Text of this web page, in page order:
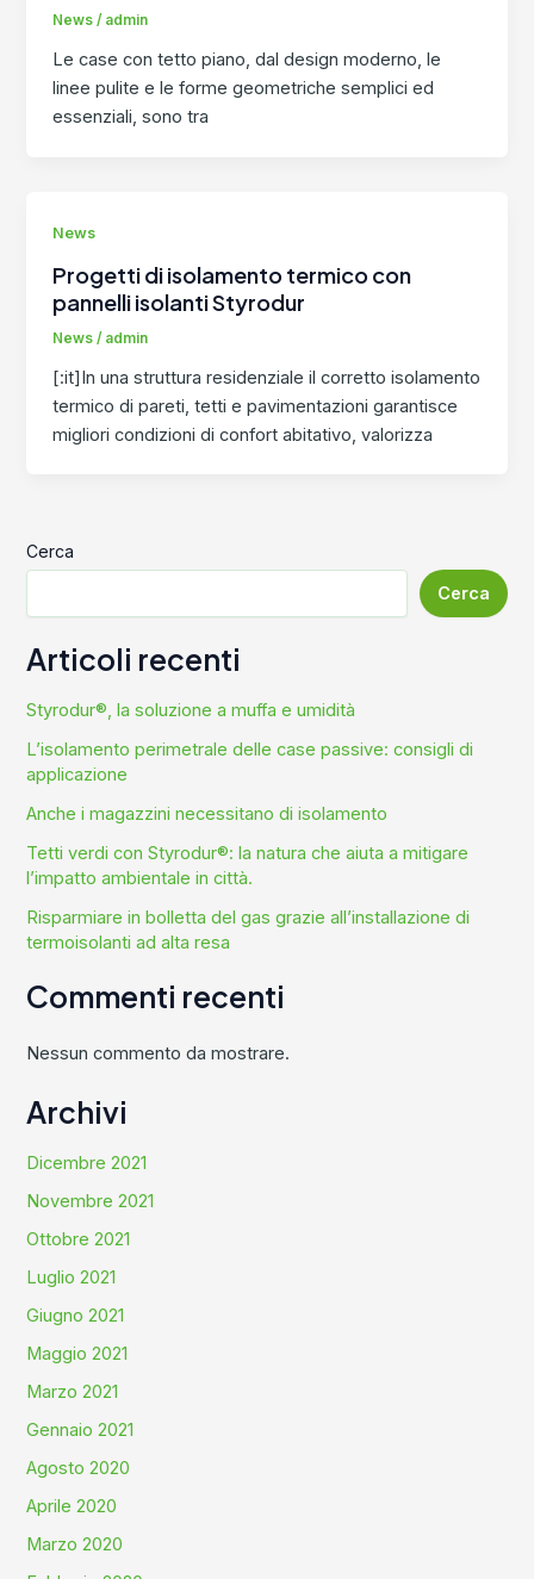
News / admin
Le case con tetto piano, dal design moderno, le
linee pulite e le forme geometriche semplici ed
essenziali, sono tra
News
Progetti di isolamento termico con
pannelli isolanti Styrodur
News / admin
[:it]In una struttura residenziale il corretto isolamento
termico di pareti, tetti e pavimentazioni garantisce
migliori condizioni di confort abitativo, valorizza
Cerca
Cerca
Articoli recenti
Styrodur®, la soluzione a muffa e umidità
L’isolamento perimetrale delle case passive: consigli di
applicazione
Anche i magazzini necessitano di isolamento
Tetti verdi con Styrodur®: la natura che aiuta a mitigare
l’impatto ambientale in città.
Risparmiare in bolletta del gas grazie all’installazione di
termoisolanti ad alta resa
Commenti recenti
Nessun commento da mostrare.
Archivi
Dicembre 2021
Novembre 2021
Ottobre 2021
Luglio 2021
Giugno 2021
Maggio 2021
Marzo 2021
Gennaio 2021
Agosto 2020
Aprile 2020
Marzo 2020